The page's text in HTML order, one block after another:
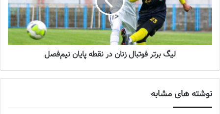
سرنوشت عجیب ستاره ایرانی در تورکال
2023-05-12
برگزاری اردوی انتخابی تیم ملی فوتسال
بانوان
اگر به این خودباوری رسیده بودیم الان برای قهرمانی می‌جنگیدیم
لیگ برتر فوتبال زنان در نقطه پایان نیم‌فصل
نوشته های مشابه